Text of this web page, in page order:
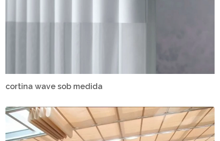
cortina wave sob medida